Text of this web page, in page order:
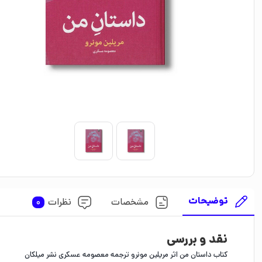
توضیحات مشخصات نظرات 0
نقد و بررسی
کتاب داستان من اثر مریلین مونرو ترجمه معصومه عسکری نشر میلکان